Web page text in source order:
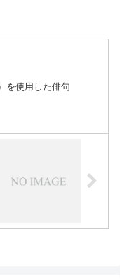
を使用した俳句